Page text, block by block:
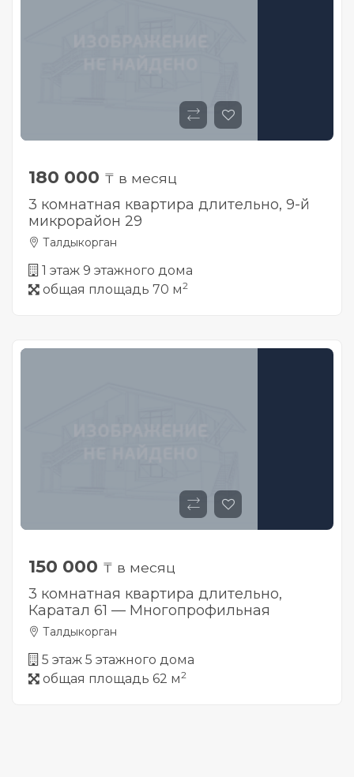
180 000 ₸ в месяц
3 комнатная квартира длительно, 9-й
микрорайон 29
Талдыкорган
1 этаж 9 этажного дома
общая площадь 70 м2
150 000 ₸ в месяц
3 комнатная квартира длительно,
Каратал 61 — Многопрофильная
Талдыкорган
5 этаж 5 этажного дома
общая площадь 62 м2